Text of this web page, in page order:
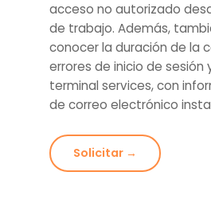
acceso no autorizado
de trabajo. Además,
conocer la duración de la
errores de inicio de sesión
terminal services, con
de correo electrónico
Solicitar →